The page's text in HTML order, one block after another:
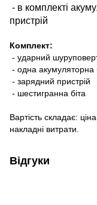
- в комплекті
пристрій
Комплект:
- ударний
- одна
- зарядний пристрій
- шестигранна біта
Вартість складає:
накладні витрати.
Відгуки